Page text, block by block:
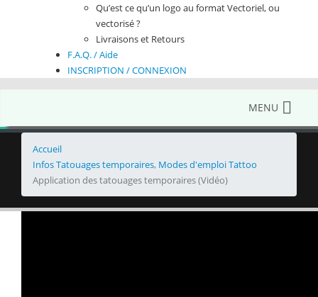
Qu’est ce qu’un logo au format Vectoriel, ou
vectorisé ?
Livraisons et Retours
F.A.Q. / Aide
INSCRIPTION / CONNEXION
MENU
Accueil
Infos Tatouages temporaires, Modes d'emploi Tattoo
Application des tatouages temporaires (Vidéo)